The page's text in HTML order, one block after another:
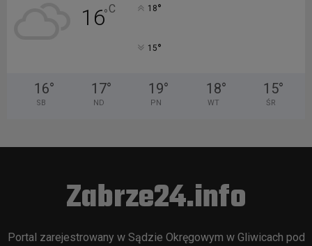
16°C 18°
15°
16°
SB
17°
ND
19°
PN
18°
WT
15°
ŚR
Zabrze24.info
Portal zarejestrowany w Sądzie Okręgowym w Gliwicach pod